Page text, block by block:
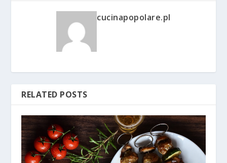
cucinapopolare.pl
RELATED POSTS